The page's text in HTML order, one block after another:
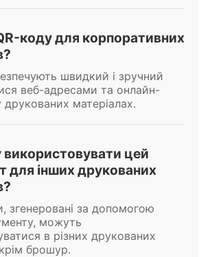
коду для корпоративних
швидкий і зручний
веб-адресами та онлайн-
матеріалах.
цей
для інших друкованих
згенеровані за допомогою
можуть
в різних друкованих
брошур.